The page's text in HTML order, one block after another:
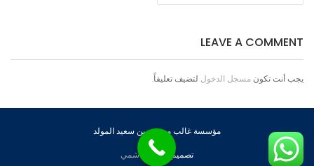
LEAVE A COMMENT
يجب أنت تكون مسجل الدخول لتضيف تعليقاً.
مؤسسة غالب مسيفر بن سعيد المولد
تصميم
عبود الهاشمي